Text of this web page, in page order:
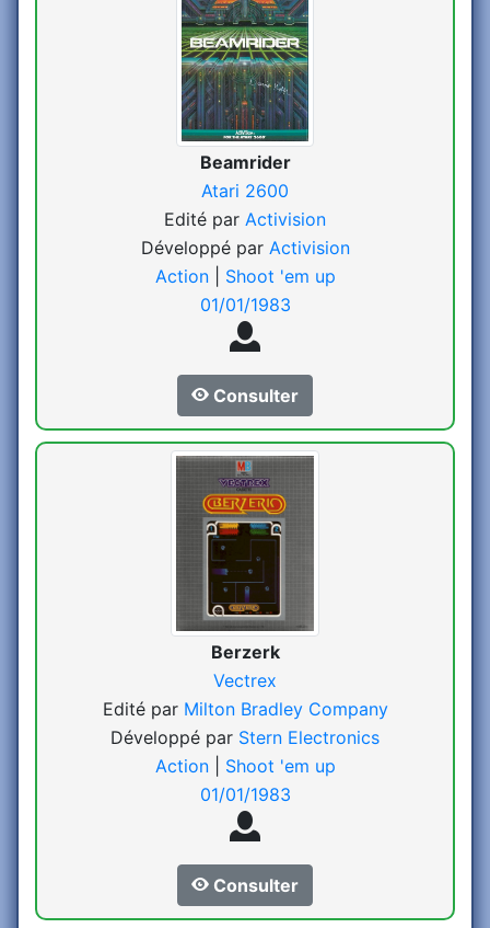
Beamrider
Atari 2600
Edité par Activision
Développé par Activision
Action
Shoot 'em up
01/01/1983
Consulter
Berzerk
Vectrex
Edité par Milton Bradley Company
Développé par Stern Electronics
Action
Shoot 'em up
01/01/1983
Consulter